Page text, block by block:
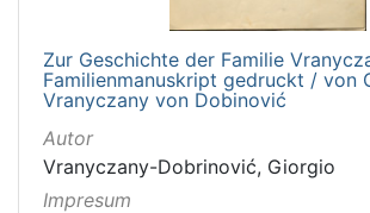
Zur Geschichte der Familie
Familienmanuskript gedruckt / von
Vranyczany von Dobinović
Autor
Vranyczany-Dobrinović, Giorgio
Impresum